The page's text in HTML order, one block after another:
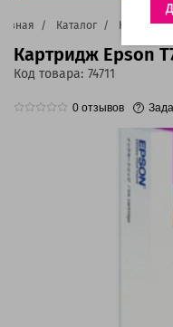
Каталог
Картридж Epson
Код товара: 74711
0 отзывов